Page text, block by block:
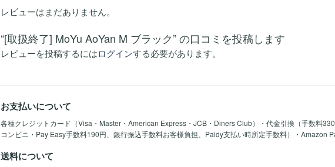
レビューはまだありません。
“[取扱終了] MoYu AoYan M ブラック” の口コミを投稿します
レビューを投稿するにはログインする必要があります。
お支払いについて
各種クレジットカード（Visa・Master・American Express・JCB・Diners Club）・代金引換（手数料
コンビニ・Pay Easy手数料190円、銀行振込手数料お客様負担、Paidy支払い時所定手数料）・Amazon
送料について